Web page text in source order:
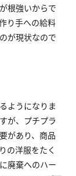
根強いからで
り手への給料
が現状なので
ようになりま
が、プチプラ
があり、商品
の洋服をたく
廃棄へのハー